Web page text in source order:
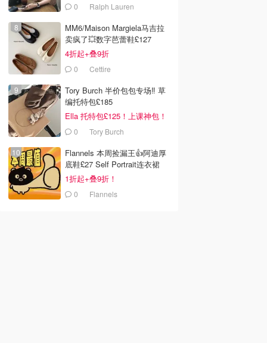
0 Ralph Lauren
MM6/Maison Margiela马吉拉
卖疯了💥数字芭蕾鞋£127
4折起+叠9折
0 Cettire
Tory Burch 半价包包专场‼️ 草
编托特包£185
Ella 托特包£125！上课神包！
0 Tory Burch
Flannels 本周捡漏王👍阿迪厚
底鞋£27 Self Portrait连衣裙
£63
1折起+叠9折！
0 Flannels